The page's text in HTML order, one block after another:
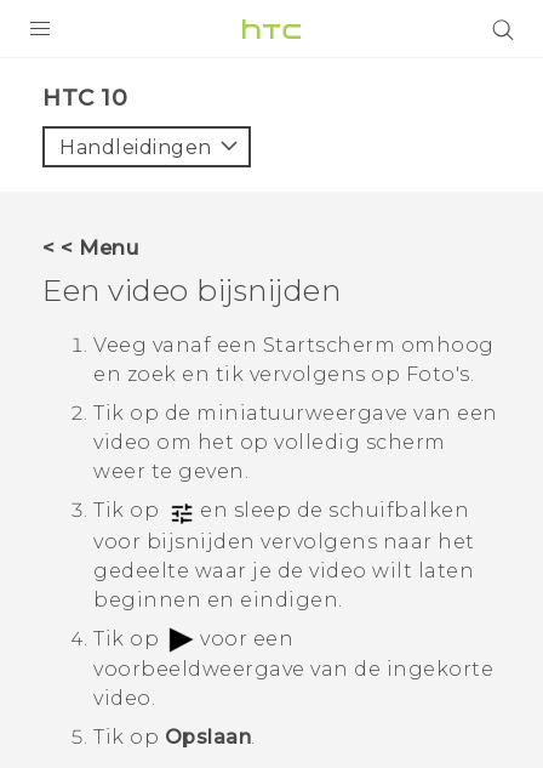
VIVE
HTC Club
SUPPORT
HTC-apparaten & -accessoires
VIVERSE
HTC 10‎
Handleidingen
< < Menu
Een video bijsnijden
Veeg vanaf een Startscherm omhoog
en zoek en tik vervolgens op Foto's.
Tik op de miniatuurweergave van een
video om het op volledig scherm
weer te geven.
Tik op
en sleep de schuifbalken
voor bijsnijden vervolgens naar het
gedeelte waar je de video wilt laten
beginnen en eindigen.
Tik op
voor een
voorbeeldweergave van de ingekorte
video.
Tik op Opslaan.